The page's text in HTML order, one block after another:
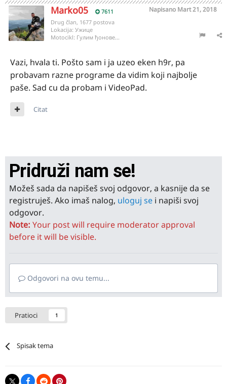
Marko05 7611 Napisano Mart 21, 2018
Drug član, 1677 postova
Lokacija: Ужице
Motocikl: Гулим ђонове...
Vazi, hvala ti. Pošto sam i ja uzeo eken h9r, pa
probavam razne programe da vidim koji najbolje
paše. Sad cu da probam i VideoPad.
Citat
Pridruži nam se!
Možeš sada da napišeš svoj odgovor, a kasnije da se
registruješ. Ako imaš nalog, uloguj se i napiši svoj
odgovor.
Note: Your post will require moderator approval
before it will be visible.
Odgovori na ovu temu...
Pratioci 1
Spisak tema